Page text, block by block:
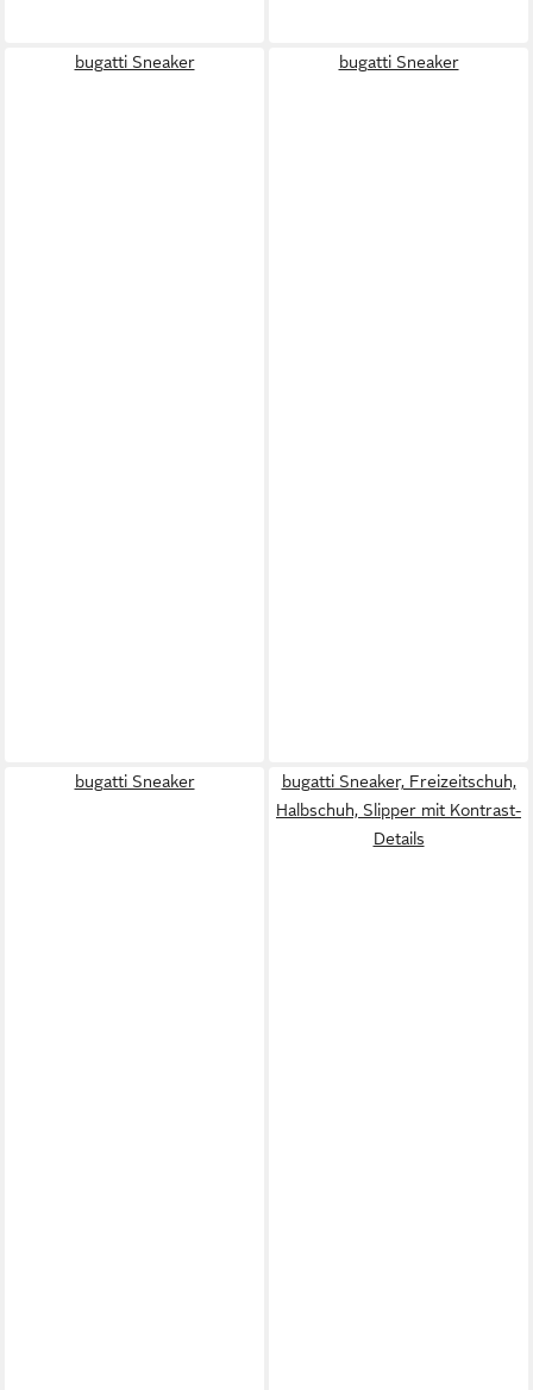
bugatti Sneaker bugatti Sneaker
bugatti Sneaker
bugatti Sneaker, Freizeitschuh,
Halbschuh, Slipper mit Kontrast-
Details